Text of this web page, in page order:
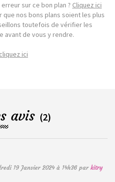
sur ce bon plan ? Cliquez ici
que nos bons plans soient les plus
toutefois de vérifier les
avant de vous y rendre.
ici
avis (2)
19 Janvier 2024 à 14h36 parkitry